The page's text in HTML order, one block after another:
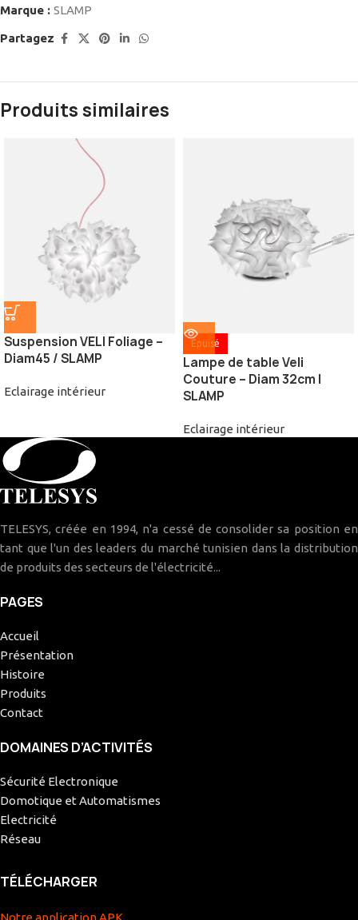
Marque : SLAMP
Partagez
Produits similaires
Suspension VELI Foliage –
Diam45 / SLAMP
Eclairage intérieur
Épuisé
Lampe de table Veli
Couture – Diam 32cm |
SLAMP
Eclairage intérieur
TELESYS, créée en 1994, n'a cessé de consolider sa position en
tant que l'un des leaders du marché tunisien dans la distribution
de produits des secteurs de l'électricité...
PAGES
Accueil
Présentation
Histoire
Produits
Contact
DOMAINES D’ACTIVITÉS
Sécurité Electronique
Domotique et Automatismes
Electricité
Réseau
TÉLÉCHARGER